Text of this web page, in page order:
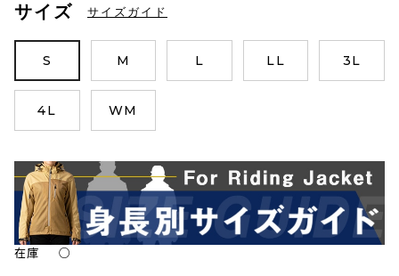
サイズ サイズガイド
S M L LL 3L
4L WM
在庫 ○